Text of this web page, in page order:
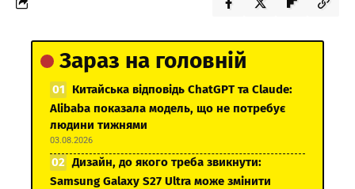
Зараз на головній
Китайська відповідь ChatGPT та Claude:
Alibaba показала модель, що не потребує
людини тижнями
03.08.2026
Дизайн, до якого треба звикнути:
Samsung Galaxy S27 Ultra може змінити